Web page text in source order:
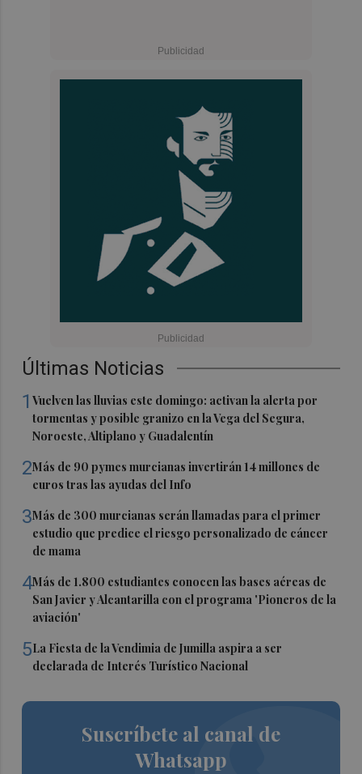
Últimas Noticias
1Vuelven las lluvias este domingo: activan la alerta por
tormentas y posible granizo en la Vega del Segura,
Noroeste, Altiplano y Guadalentín
2Más de 90 pymes murcianas invertirán 14 millones de
euros tras las ayudas del Info
3Más de 300 murcianas serán llamadas para el primer
estudio que predice el riesgo personalizado de cáncer
de mama
4Más de 1.800 estudiantes conocen las bases aéreas de
San Javier y Alcantarilla con el programa 'Pioneros de la
aviación'
5La Fiesta de la Vendimia de Jumilla aspira a ser
declarada de Interés Turístico Nacional
Suscríbete al canal de
Whatsapp